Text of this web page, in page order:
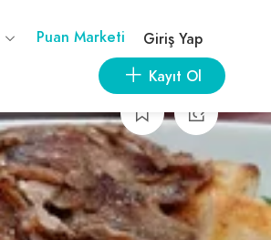
Puan Marketi
Giriş Yap
Kayıt Ol